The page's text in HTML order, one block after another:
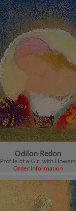
Odilon Redon
Profile of a Girl with Flowers
Order Information